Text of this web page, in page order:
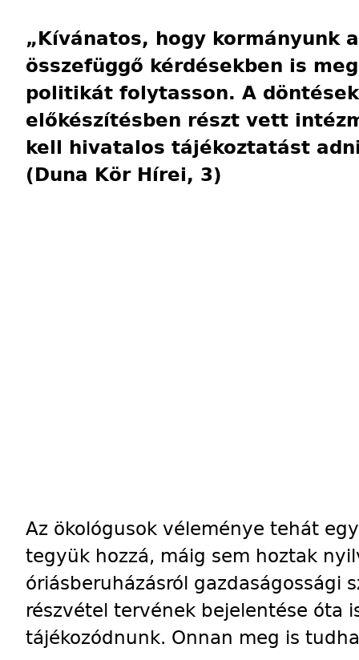
„Kívánatos, hogy kormányunk
összefüggő kérdésekben is
politikát folytasson. A
előkészítésben részt vett
kell hivatalos tájékoztatást
(Duna Kör Hírei, 3)
Az ökológusok véleménye tehát
tegyük hozzá, máig sem hoztak
óriásberuházásról gazdaságossági
részvétel tervének bejelentése óta
tájékozódnunk. Onnan meg is